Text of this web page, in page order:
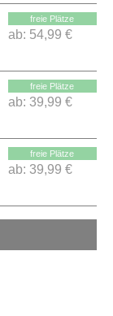
freie Plätze
ab: 54,99 €
freie Plätze
ab: 39,99 €
freie Plätze
ab: 39,99 €